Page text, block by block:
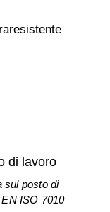
di lavoro
sul posto di
ISO 7010